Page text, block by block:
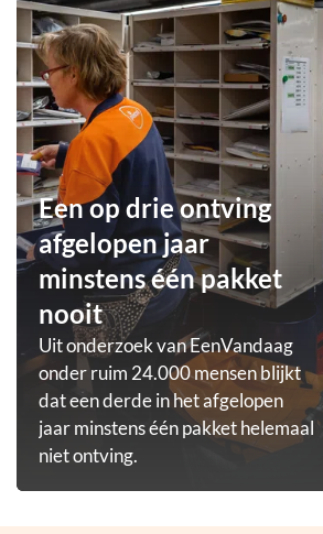
Een op drie ontving
afgelopen jaar
minstens één pakket
nooit
Uit onderzoek van EenVandaag
onder ruim 24.000 mensen blijkt
dat een derde in het afgelopen
jaar minstens één pakket helemaal
niet ontving.